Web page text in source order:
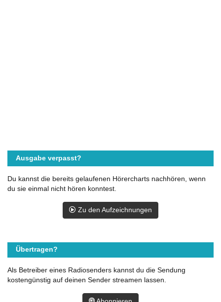
Ausgabe verpasst?
Du kannst die bereits gelaufenen Hörercharts nachhören, wenn
du sie einmal nicht hören konntest.
Zu den Aufzeichnungen
Übertragen?
Als Betreiber eines Radiosenders kannst du die Sendung
kostengünstig auf deinen Sender streamen lassen.